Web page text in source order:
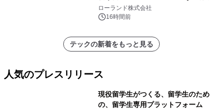
を展示しての 記念キャンペーンを開
催 英国ラジオ「NTS」の 特別プログ
アーティストを フィーチャーしたアニ
メーションを公開～
ローランド株式会社
16時間前
テックの新着をもっと見る
人気のプレスリリース
現役留学生がつくる、留学生のため
の、留学生専用プラットフォーム